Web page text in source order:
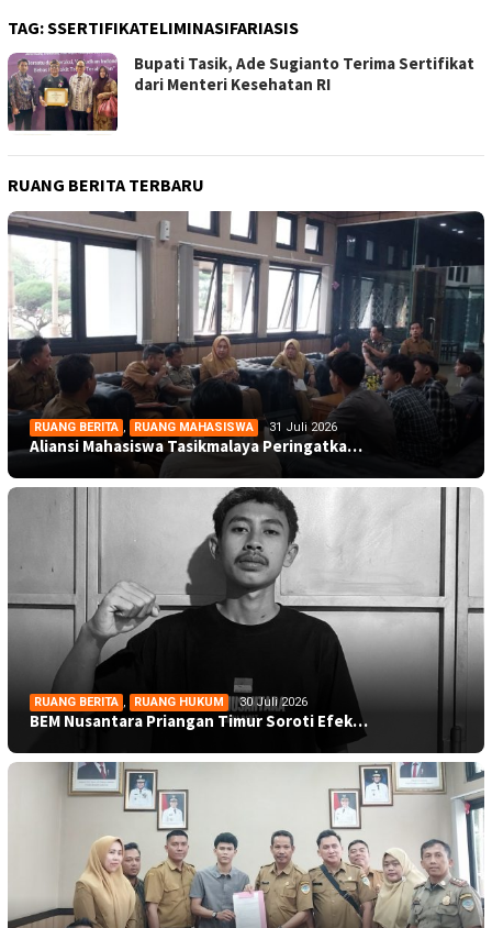
TAG:SSERTIFIKATELIMINASIFARIASIS
Bupati Tasik, Ade Sugianto Terima Sertifikat
dari Menteri Kesehatan RI
RUANG BERITA TERBARU
RUANG BERITA , RUANG MAHASISWA 31 Juli 2026
Aliansi Mahasiswa Tasikmalaya Peringatka…
RUANG BERITA , RUANG HUKUM 30 Juli 2026
BEM Nusantara Priangan Timur Soroti Efek…